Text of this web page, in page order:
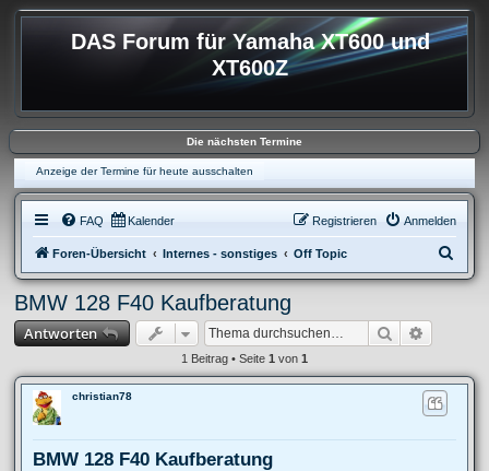
DAS Forum für Yamaha XT600 und
XT600Z
Die nächsten Termine
Anzeige der Termine für heute ausschalten
FAQ Kalender Anmelden
Registrieren
Foren-Übersicht Internes - sonstiges Off Topic
u
BMW 128 F40 Kaufberatung
Antworten Suche
1 Beitrag • Seite 1 von 1
christian78
BMW 128 F40 Kaufberatung